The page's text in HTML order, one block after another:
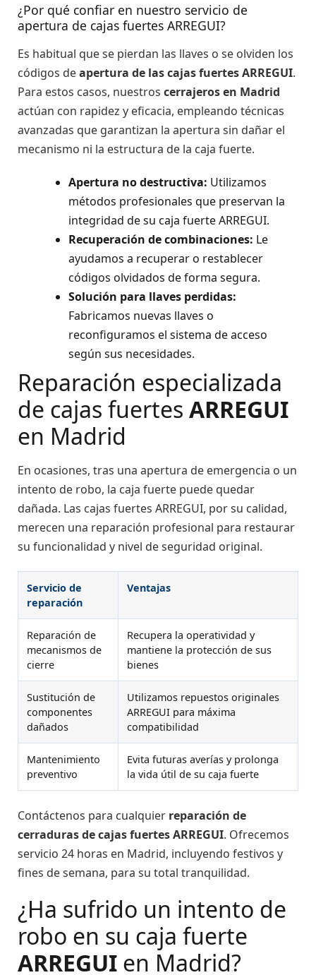
¿Por qué confiar en nuestro servicio de
apertura de cajas fuertes ARREGUI?
Es habitual que se pierdan las llaves o se olviden los
códigos deapertura de las cajas fuertes ARREGUI.
Para estos casos, nuestros cerrajeros en Madrid
actúan con rapidez y eficacia, empleando técnicas
avanzadas que garantizan la apertura sin dañar el
mecanismo ni la estructura de la caja fuerte.
Apertura no destructiva: Utilizamos
métodos profesionales que preservan la
integridad de su caja fuerte ARREGUI.
Recuperación de combinaciones: Le
ayudamos a recuperar o restablecer
códigos olvidados de forma segura.
Solución para llaves perdidas:
Fabricamos nuevas llaves o
reconfiguramos el sistema de acceso
según sus necesidades.
Reparación especializada
de cajas fuertes ARREGUI
en Madrid
En ocasiones, tras una apertura de emergencia o un
intento de robo, la caja fuerte puede quedar
dañada. Las cajas fuertes ARREGUI, por su calidad,
merecen una reparación profesional para restaurar
su funcionalidad y nivel de seguridad original.
Servicio de
reparación
Ventajas
Reparación de
mecanismos de
cierre
Recupera la operatividad y
mantiene la protección de sus
bienes
Sustitución de
componentes
dañados
Utilizamos repuestos originales
ARREGUI para máxima
compatibilidad
Mantenimiento
preventivo
Evita futuras averías y prolonga
la vida útil de su caja fuerte
Contáctenos para cualquier reparación de
cerraduras de cajas fuertes ARREGUI. Ofrecemos
servicio 24 horas en Madrid, incluyendo festivos y
fines de semana, para su total tranquilidad.
¿Ha sufrido un intento de
robo en su caja fuerte
ARREGUI en Madrid?